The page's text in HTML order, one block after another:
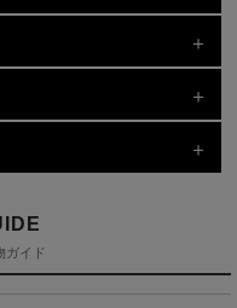
ガイド